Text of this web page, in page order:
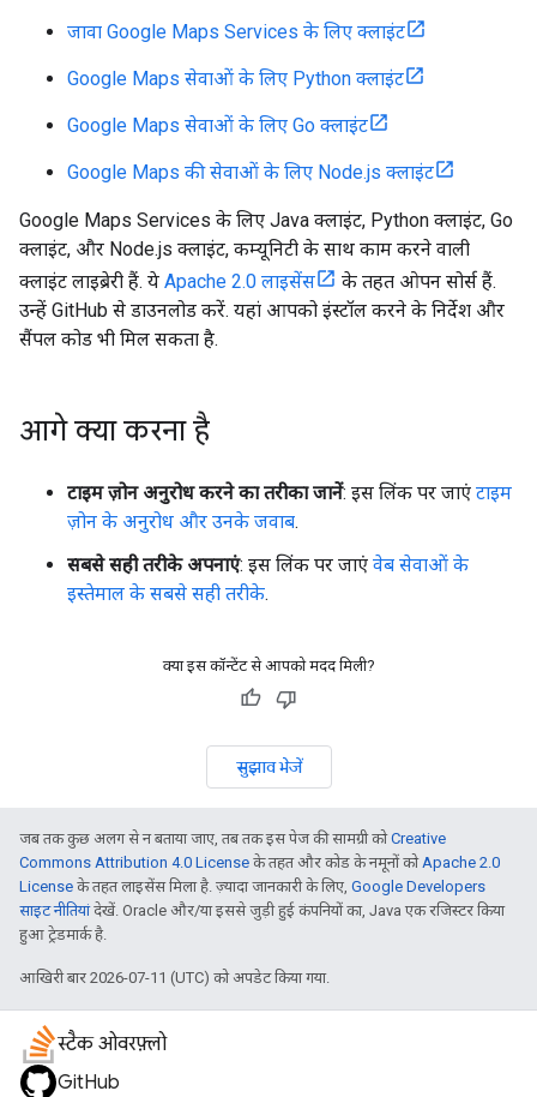
जावा Google Maps Services के लिए क्लाइंट
Google Maps सेवाओं के लिए Python क्लाइंट
Google Maps सेवाओं के लिए Go क्लाइंट
Google Maps की सेवाओं के लिए Node.js क्लाइंट
Google Maps Services के लिए Java क्लाइंट, Python क्लाइंट, Go
क्लाइंट, और Node.js क्लाइंट, कम्यूनिटी के साथ काम करने वाली
क्लाइंट लाइब्रेरी हैं. ये Apache 2.0 लाइसेंस
के तहत ओपन सोर्स हैं.
उन्हें GitHub से डाउनलोड करें. यहां आपको इंस्टॉल करने के निर्देश और
सैंपल कोड भी मिल सकता है.
आगे क्या करना है
टाइम ज़ोन अनुरोध करने का तरीका जानें: इस लिंक पर जाएं टाइम
ज़ोन के अनुरोध और उनके जवाब.
सबसे सही तरीके अपनाएं: इस लिंक पर जाएं वेब सेवाओं के
इस्तेमाल के सबसे सही तरीके.
क्या इस कॉन्टेंट से आपको मदद मिली?
सुझाव भेजें
जब तक कुछ अलग से न बताया जाए, तब तक इस पेज की सामग्री कोCreative
Commons Attribution 4.0 License के तहत और कोड के नमूनों कोApache 2.0
License के तहत लाइसेंस मिला है. ज़्यादा जानकारी के लिए, Google Developers
साइट नीतियांदेखें. Oracle और/या इससे जुड़ी हुई कंपनियों का, Java एक रजिस्टर किया
हुआ ट्रेडमार्क है.
आखिरी बार 2026-07-11 (UTC) को अपडेट किया गया.
स्टैक ओवरफ़्लो
GitHub